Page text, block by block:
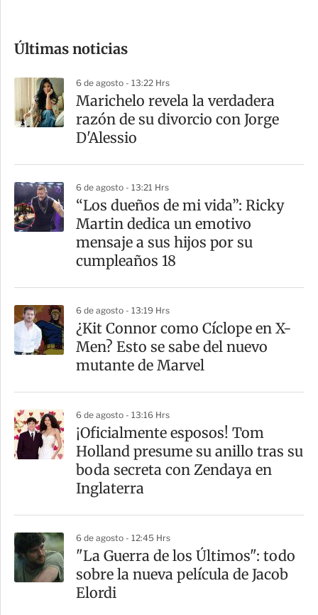
m
a
r
t
Últimas noticias
6 de agosto - 13:22 Hrs
Marichelo revela la verdadera
razón de su divorcio con Jorge
D'Alessio
6 de agosto - 13:21 Hrs
“Los dueños de mi vida”: Ricky
Martin dedica un emotivo
mensaje a sus hijos por su
cumpleaños 18
6 de agosto - 13:19 Hrs
¿Kit Connor como Cíclope en X-
Men? Esto se sabe del nuevo
mutante de Marvel
6 de agosto - 13:16 Hrs
¡Oficialmente esposos! Tom
Holland presume su anillo tras su
boda secreta con Zendaya en
Inglaterra
6 de agosto - 12:45 Hrs
"La Guerra de los Últimos": todo
sobre la nueva película de Jacob
Elordi